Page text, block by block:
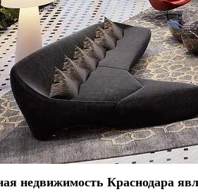
недвижимость Краснодара